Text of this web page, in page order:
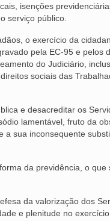
isenções
serviço público.
o exercício da
pela EC-95 e pelos
do Judiciário,
sociais das
e desacreditar os
lamentável, fruto da
a sua inconsequente
da previdência, o que
da valorização dos
e plenitude no